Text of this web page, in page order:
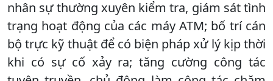
nhân sự thường xuyên kiểm tra, giám sát tình
trạng hoạt động của các máy ATM; bố trí cán
bộ trực kỹ thuật để có biện pháp xử lý kịp thời
khi có sự cố xảy ra; tăng cường công tác